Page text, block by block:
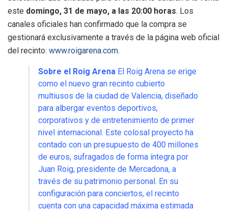
este domingo, 31 de mayo, a las 20:00 horas. Los
canales oficiales han confirmado que la compra se
gestionará exclusivamente a través de la página web oficial
del recinto: www.roigarena.com.
Sobre el Roig Arena El Roig Arena se erige
como el nuevo gran recinto cubierto
multiusos de la ciudad de Valencia, diseñado
para albergar eventos deportivos,
corporativos y de entretenimiento de primer
nivel internacional. Este colosal proyecto ha
contado con un presupuesto de 400 millones
de euros, sufragados de forma íntegra por
Juan Roig, presidente de Mercadona, a
través de su patrimonio personal. En su
configuración para conciertos, el recinto
cuenta con una capacidad máxima estimada